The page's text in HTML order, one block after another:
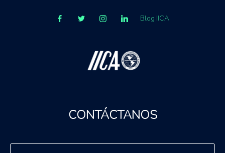
Blog IICA
CONTÁCTANOS